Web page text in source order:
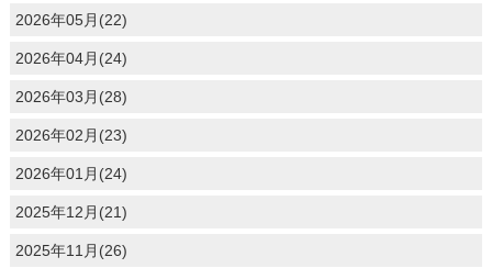
2026年05月(22)
2026年04月(24)
2026年03月(28)
2026年02月(23)
2026年01月(24)
2025年12月(21)
2025年11月(26)